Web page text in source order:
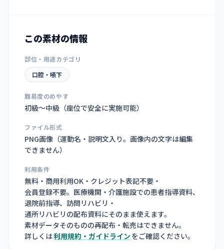
この素材の情報
部位・用途カテゴリ
口腔・嚥下
難易度のめやす
初級〜中級（座位で安全に実施可能）
ファイル形式
PNG画像（運動名・説明文入り。画像内の文字は編集
できません）
利用条件
無料・商用利用OK・クレジット表記不要・
会員登録不要。医療機関・介護施設での患者指導資料、
退院前指導、訪問リハビリ・
通所リハビリの配布資料にそのまま使えます。
素材データそのものの再配布・転売はできません。
詳しくは利用規約・ガイドライン をご確認ください。